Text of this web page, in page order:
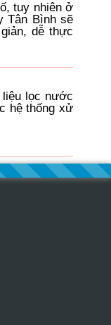
tuy nhiên ở
Tân Bình sẽ
dễ thực
liệu lọc nước
hệ thống xử